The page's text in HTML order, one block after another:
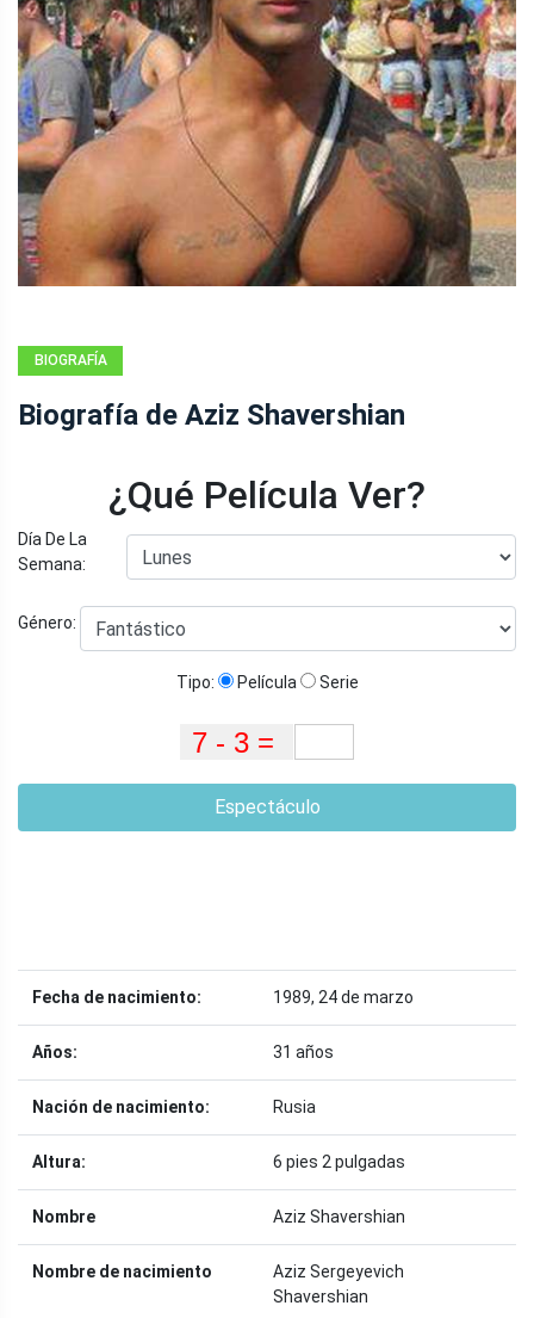
BIOGRAFÍA
Biografía de Aziz Shavershian
¿Qué Película Ver?
Día De La
Semana:
Género:
Tipo: Película Serie
Espectáculo
Fecha de nacimiento: 1989, 24 de marzo
Años: 31 años
Nación de nacimiento: Rusia
Altura: 6 pies 2 pulgadas
Nombre Aziz Shavershian
Nombre de nacimiento
Aziz Sergeyevich
Shavershian